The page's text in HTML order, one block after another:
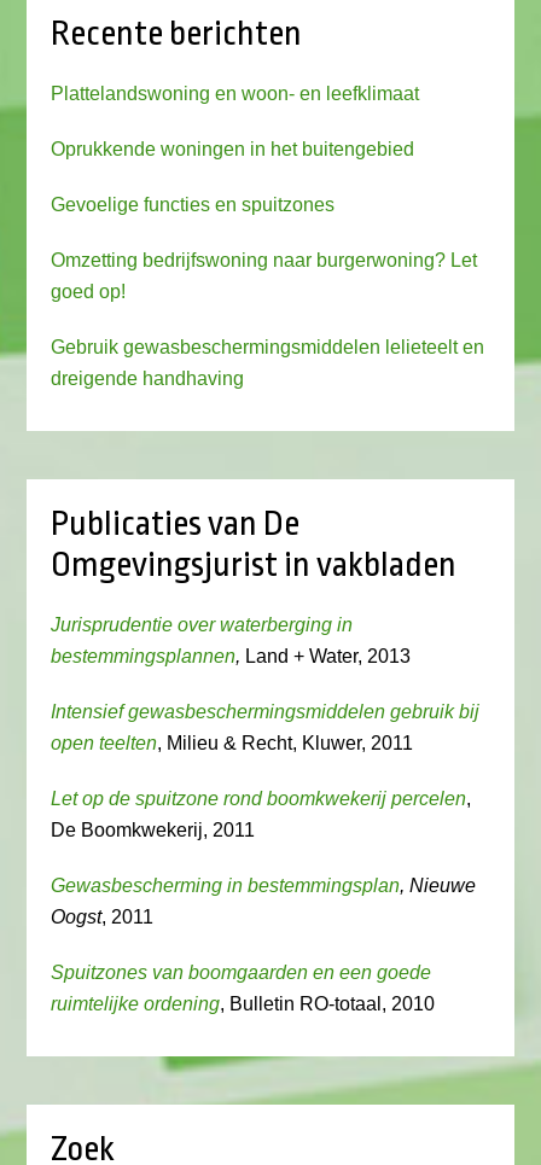
Recente berichten
Plattelandswoning en woon- en leefklimaat
Oprukkende woningen in het buitengebied
Gevoelige functies en spuitzones
Omzetting bedrijfswoning naar burgerwoning? Let
goed op!
Gebruik gewasbeschermingsmiddelen lelieteelt en
dreigende handhaving
Publicaties van De
Omgevingsjurist in vakbladen
Jurisprudentie over waterberging in
bestemmingsplannen, Land + Water, 2013
Intensief gewasbeschermingsmiddelen gebruik bij
open teelten, Milieu & Recht, Kluwer, 2011
Let op de spuitzone rond boomkwekerij percelen,
De Boomkwekerij, 2011
Gewasbescherming in bestemmingsplan, Nieuwe
Oogst, 2011
Spuitzones van boomgaarden en een goede
ruimtelijke ordening, Bulletin RO-totaal, 2010
Zoek